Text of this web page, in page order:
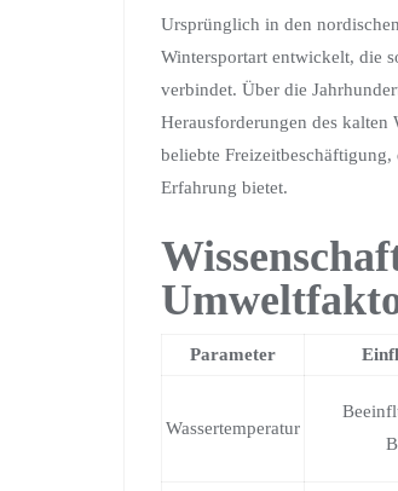
Ursprünglich in den
Wintersportart entwickelt, die
verbindet. Über die
Herausforderungen des kalten
beliebte
Erfahrung bietet.
Parameter
Wassertemperatur